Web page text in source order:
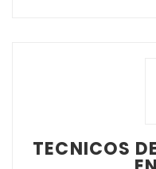
TECNICOS